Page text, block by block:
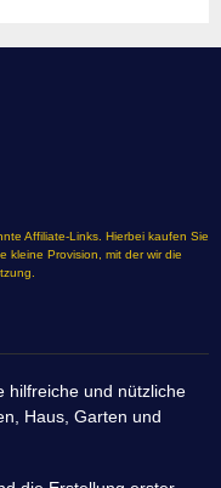
Affiliate-Links. Hierbei kaufen Sie
kleine Provision, mit der wir die
hilfreiche und nützliche
Haus, Garten und